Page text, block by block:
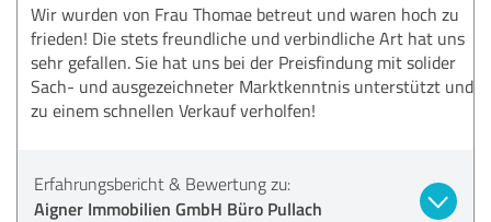
Wir wurden von Frau Thomae betreut und waren hoch zu
frieden! Die stets freundliche und verbindliche Art hat uns
sehr gefallen. Sie hat uns bei der Preisfindung mit solider
Sach- und ausgezeichneter Marktkenntnis unterstützt und
zu einem schnellen Verkauf verholfen!
Erfahrungsbericht & Bewertung zu:
Aigner Immobilien GmbH Büro Pullach